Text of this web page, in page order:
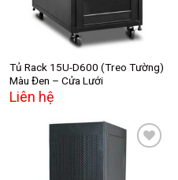
Tủ Rack 15U-D600 (Treo Tường)
Màu Đen – Cửa Lưới
Liên hệ